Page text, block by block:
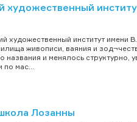
художественный
художественный институт имени
живописи, ваяния и
и менялось структурно,
мас...
Лозанны